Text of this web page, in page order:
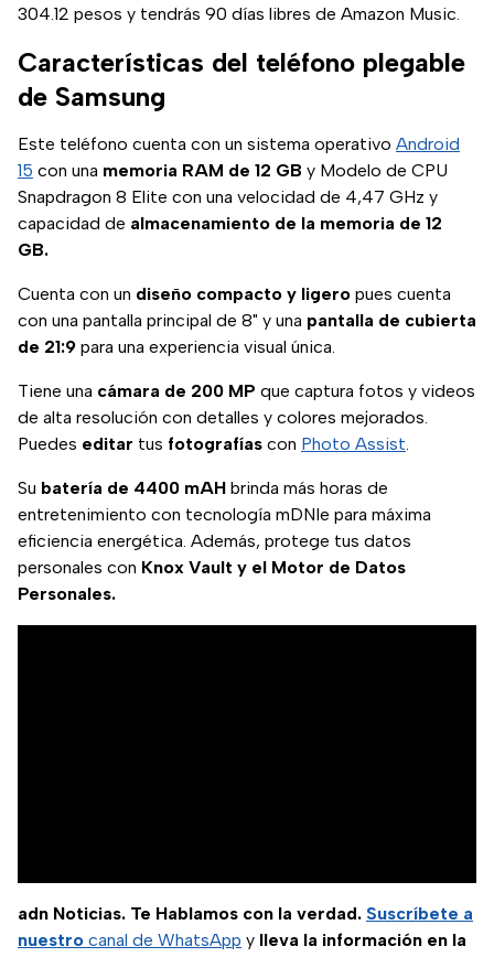
304.12 pesos y tendrás 90 días libres de Amazon Music.
Características del teléfono plegable
de Samsung
Este teléfono cuenta con un sistema operativo Android
15 con una memoria RAM de 12 GB y Modelo de CPU
Snapdragon 8 Elite con una velocidad de 4,47 GHz y
capacidad de almacenamiento de la memoria de 12
GB.
Cuenta con un diseño compacto y ligero pues cuenta
con una pantalla principal de 8" y una pantalla de cubierta
de 21:9 para una experiencia visual única.
Tiene una cámara de 200 MP que captura fotos y videos
de alta resolución con detalles y colores mejorados.
Puedes editar tus fotografías con Photo Assist.
Su batería de 4400 mAH brinda más horas de
entretenimiento con tecnología mDNIe para máxima
eficiencia energética. Además, protege tus datos
personales con Knox Vault y el Motor de Datos
Personales.
adn Noticias. Te Hablamos con la verdad. Suscríbete a
nuestro canal de WhatsApp y lleva la información en la